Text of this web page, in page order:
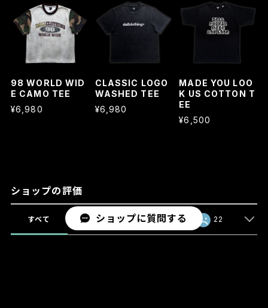
98 WORLD WID
E CAMO TEE
¥6,980
CLASSIC LOGO
WASHED TEE
¥6,980
MADE YOU LOO
K US COTTON T
EE
¥6,500
ショップの評価
すべて 725 46 22
ショップに質問する